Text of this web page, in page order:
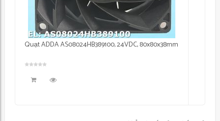
Quạt ADDA AS08024HB389100, 24VDC, 80x80x38mm